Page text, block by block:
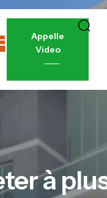
Appelle
Video
à